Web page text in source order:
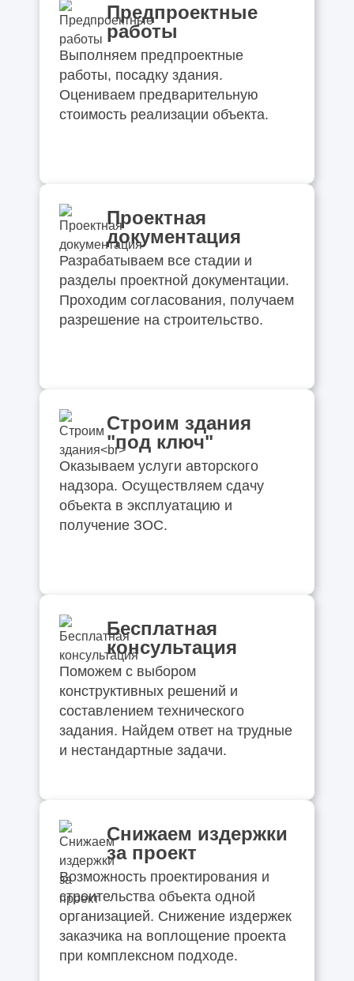
Предпроектные
работы
Выполняем предпроектные
работы, посадку здания.
Оцениваем предварительную
стоимость реализации объекта.
Проектная
документация
Разрабатываем все стадии и
разделы проектной документации.
Проходим согласования, получаем
разрешение на строительство.
Строим здания
"под ключ"
Оказываем услуги авторского
надзора. Осуществляем сдачу
объекта в эксплуатацию и
получение ЗОС.
Бесплатная
консультация
Поможем с выбором
конструктивных решений и
составлением технического
задания. Найдем ответ на трудные
и нестандартные задачи.
Снижаем издержки
за проект
Возможность проектирования и
строительства объекта одной
организацией. Снижение издержек
заказчика на воплощение проекта
при комплексном подходе.